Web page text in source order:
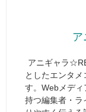
ア
アニギャラ
としたエンタ
す。Webメディ
持つ編集者・ラ